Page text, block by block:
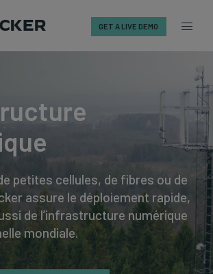
GET A LIVE DEMO
de petites cellules, de fibres ou de
assure le déploiement rapide,
de l’infrastructure numérique
mondiale.